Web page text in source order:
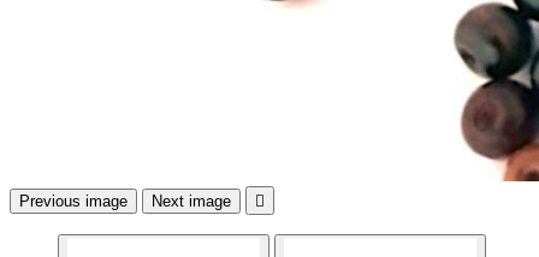
Previous image Next image 